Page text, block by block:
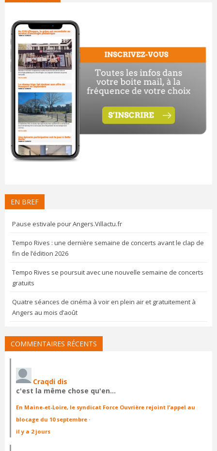
EN BREF
Pause estivale pour Angers.Villactu.fr
Tempo Rives : une dernière semaine de concerts avant le clap de
fin de l’édition 2026
Tempo Rives se poursuit avec une nouvelle semaine de concerts
gratuits
Quatre séances de cinéma à voir en plein air et gratuitement à
Angers au mois d’août
COMMENTAIRES RÉCENTS
Craqdi dis
c'est la même chose qu'en…
En Maine-et-Loire, le syndicat Force Ouvrière rejoint l’appel au
blocage du 10 septembre ·
il y a 2 jours